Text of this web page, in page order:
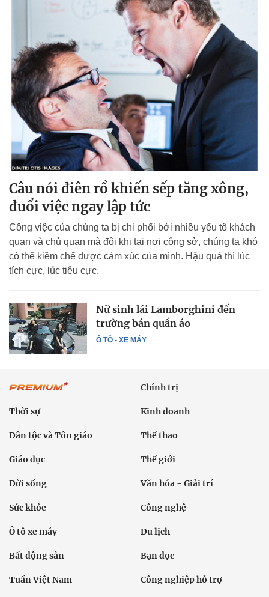
Câu nói điên rồ khiến sếp tăng xông,
đuổi việc ngay lập tức
Công việc của chúng ta bị chi phối bởi nhiều yếu tô khách
quan và chủ quan mà đôi khi tại nơi công sở, chúng ta khó
có thể kiềm chế được cảm xúc của mình. Hậu quả thì lúc
tích cực, lúc tiêu cực.
Ô TÔ - XE MÁY
Nữ sinh lái Lamborghini đến
trường bán quần áo
Chính trị
Thời sự Kinh doanh
Dân tộc và Tôn giáo Thể thao
Giáo dục Thế giới
Đời sống Văn hóa - Giải trí
Sức khỏe Công nghệ
Ô tô xe máy Du lịch
Bất động sản Bạn đọc
Tuần Việt Nam Công nghiệp hỗ trợ